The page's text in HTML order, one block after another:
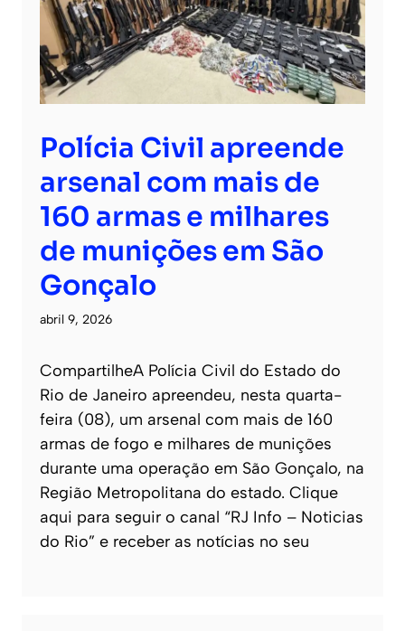
Polícia Civil apreende
arsenal com mais de
160 armas e milhares
de munições em São
Gonçalo
abril 9, 2026
CompartilheA Polícia Civil do Estado do
Rio de Janeiro apreendeu, nesta quarta-
feira (08), um arsenal com mais de 160
armas de fogo e milhares de munições
durante uma operação em São Gonçalo, na
Região Metropolitana do estado. Clique
aqui para seguir o canal “RJ Info – Noticias
do Rio” e receber as notícias no seu